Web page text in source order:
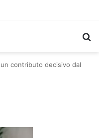
contributo decisivo dal